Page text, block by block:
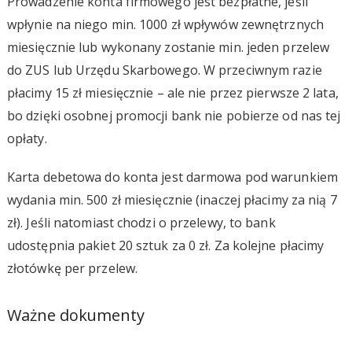
wpłynie na niego min. 1000 zł wpływów zewnętrznych
miesięcznie lub wykonany zostanie min. jeden przelew
do ZUS lub Urzędu Skarbowego. W przeciwnym razie
płacimy 15 zł miesięcznie – ale nie przez pierwsze 2 lata,
bo dzięki osobnej promocji bank nie pobierze od nas tej
opłaty.
Karta debetowa do konta jest darmowa pod warunkiem
wydania min. 500 zł miesięcznie (inaczej płacimy za nią 7
zł). Jeśli natomiast chodzi o przelewy, to bank
udostępnia pakiet 20 sztuk za 0 zł. Za kolejne płacimy
złotówkę per przelew.
Ważne dokumenty